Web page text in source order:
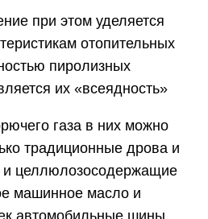
при этом уделяется
отопительных
пиролизных
их «всеядность»
газа в них можно
традиционные дрова и
и целлюлозосодержащие
машинное масло и